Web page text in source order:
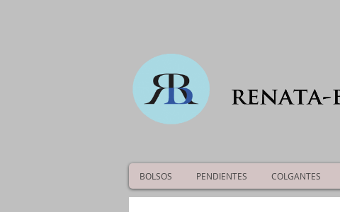
BOLSOS PENDIENTES COLGANTES